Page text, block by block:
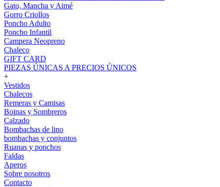
Gato, Mancha y Aimé
Gorro Criollos
Poncho Adulto
Poncho Infantil
Campera Neopreno
Chaleco
GIFT CARD
PIEZAS ÚNICAS A PRECIOS ÚNICOS
+
Vestidos
Chalecos
Remeras y Camisas
Boinas y Sombreros
Calzado
Bombachas de lino
bombachas y conjuntos
Ruanas y ponchos
Faldas
Aperos
Sobre nosotros
Contacto